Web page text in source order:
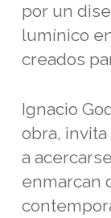
por un
lumínico
creados
Ignacio
obra,
a
enmarcan